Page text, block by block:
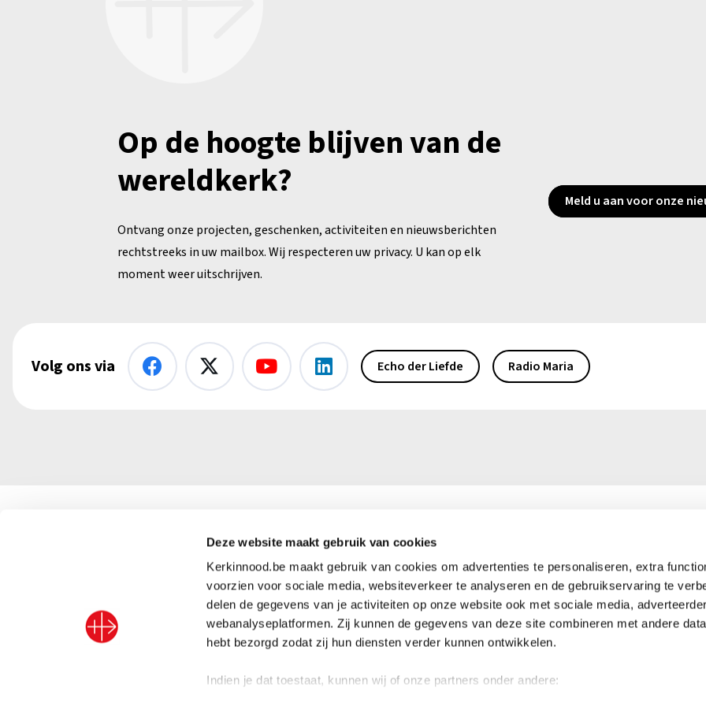
Deze website maakt gebruik van cookies
Kerkinnood.be maakt gebruik van cookies om advertenties te personaliseren, extra
voorzien voor sociale media, websiteverkeer te analyseren en de gebruikservaring te
delen de gegevens van je activiteiten op onze website ook met sociale media,
webanalyseplatformen. Zij kunnen de gegevens van deze site combineren met andere
hebt bezorgd zodat zij hun diensten verder kunnen ontwikkelen.
Indien je dat toestaat, kunnen wij of onze partners onder andere:
Op de hoogte blijven van de
wereldkerk?
Ontvang onze projecten, geschenken, activiteiten en nieuwsberichten
rechtstreeks in uw mailbox. Wij respecteren uw privacy. U kan op elk
moment weer uitschrijven.
Meld u aan voor onze
Volg ons via Echo der Liefde Radio Maria
3001 Leuven, België
+32 (0)16 39 50 50
info@kerkinnood.be
BE91 4176 0144 9176
Heeft u vragen of
er voor u!